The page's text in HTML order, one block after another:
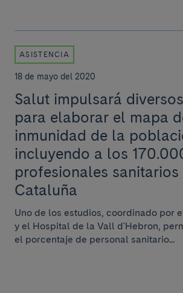
ASISTENCIA
18 de mayo del 2020
Salut impulsará
para elaborar el mapa
inmunidad de la
incluyendo a los
profesionales
Cataluña
Uno de los estudios, coordinado por
y el Hospital de la Vall d'Hebron,
el porcentaje de personal sanitario...